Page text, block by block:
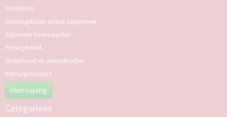
Naailessen
Openingstijden winkel Sappemeer
Algemene Voorwaarden
Privacybeleid
Onderhoud en wasinstructies
Retourprocedure
Herroeping
Categorieën